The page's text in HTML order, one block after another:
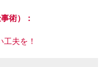
術）：
夫を！